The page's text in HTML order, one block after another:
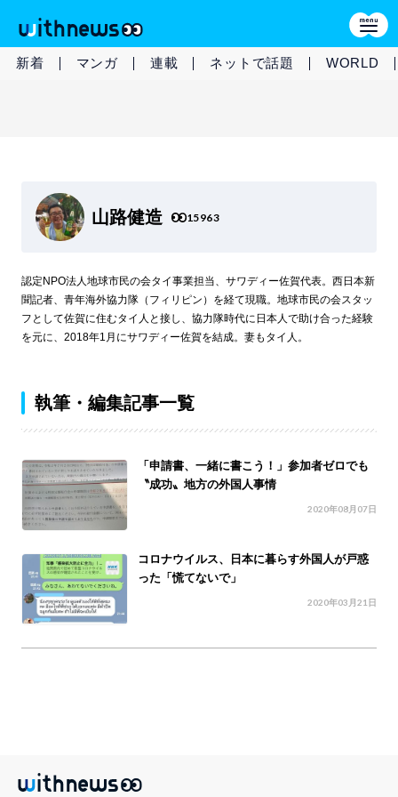
新着 マンガ 連載 ネットで話題 WORLD
山路健造 15963
認定NPO法人地球市民の会タイ事業担当、サワディー佐賀代表。西日本新
聞記者、青年海外協力隊（フィリピン）を経て現職。地球市民の会スタッ
フとして佐賀に住むタイ人と接し、協力隊時代に日本人で助け合った経験
を元に、2018年1月にサワディー佐賀を結成。妻もタイ人。
執筆・編集記事一覧
「申請書、一緒に書こう！」参加者ゼロでも
〝成功〟地方の外国人事情
2020年08月07日
コロナウイルス、日本に暮らす外国人が戸惑
った「慌てないで」
2020年03月21日